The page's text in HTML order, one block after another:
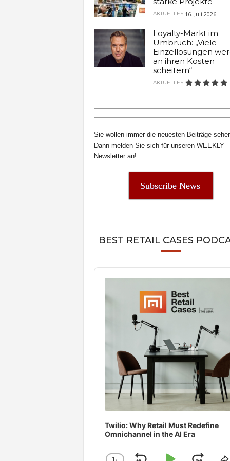
AKTUELLES 16. Juli 2026
Loyalty-Markt im
Umbruch: „Viele
Einzellösungen
an ihren Kosten
scheitern“
AKTUELLES
Sie wollen immer die neuesten Beiträge
Dann melden Sie sich für unseren WEEKLY
Newsletter an!
Subscribe News
BEST RETAIL CASES
Audio
Player
Twilio: Why Retail Must Redefine
Omnichannel in the AI Era
1x